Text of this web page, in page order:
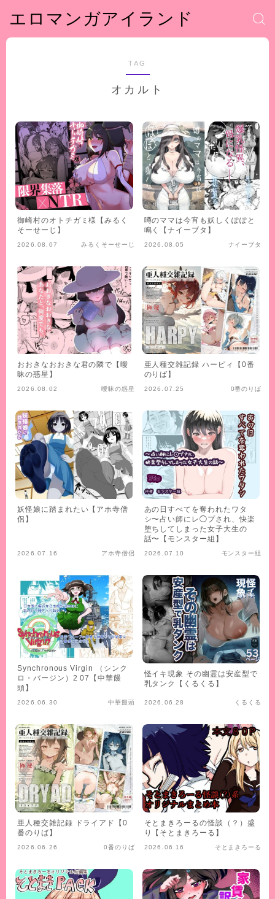
エロマンガアイランド
TAG
オカルト
御崎村のオトチガミ様【みるく
そーせーじ】
2026.08.07 みるくそーせーじ
噂のママは今宵も妖しくぽぽと
鳴く【ナイーブタ】
2026.08.05 ナイーブタ
おおきなおおきな君の隣で【曖
昧の惑星】
2026.08.02 曖昧の惑星
亜人種交雑記録 ハーピィ【0番
のりば】
2026.07.25 0番のりば
妖怪娘に踏まれたい【アホ寺僧
侶】
2026.07.16 アホ寺僧侶
あの日すべてを奪われたワタ
シ〜占い師にレ◯プされ、快楽
堕ちしてしまった女子大生の
話〜【モンスター組】
2026.07.10 モンスター組
Synchronous Virgin （シンク
ロ・バージン）2 07【中華饅
頭】
2026.06.30 中華饅頭
怪イキ現象 その幽霊は安産型で
乳タンク【くるくる】
2026.06.28 くるくる
亜人種交雑記録 ドライアド【0
番のりば】
2026.06.26 0番のりば
そとまきろーるの怪談（？）盛
り【そとまきろーる】
2026.06.16 そとまきろーる